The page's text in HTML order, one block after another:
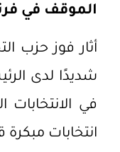
الموقف في
أثار فوز حزب
شديدًا لدى
في الانتخابات
انتخابات